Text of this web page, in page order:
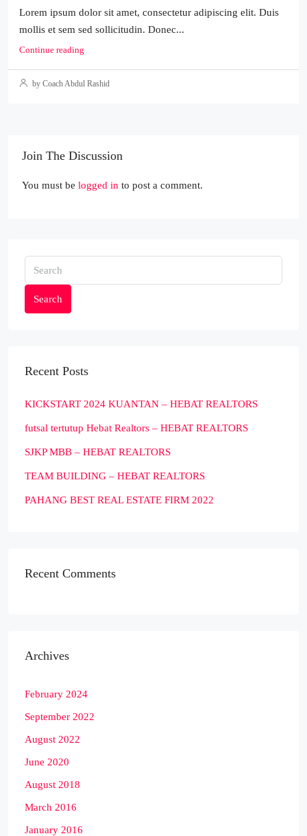
Lorem ipsum dolor sit amet, consectetur adipiscing elit. Duis
mollis et sem sed sollicitudin. Donec...
Continue reading
by Coach Abdul Rashid
Join The Discussion
You must be logged in to post a comment.
Search
Recent Posts
KICKSTART 2024 KUANTAN – HEBAT REALTORS
futsal tertutup Hebat Realtors – HEBAT REALTORS
SJKP MBB – HEBAT REALTORS
TEAM BUILDING – HEBAT REALTORS
PAHANG BEST REAL ESTATE FIRM 2022
Recent Comments
Archives
February 2024
September 2022
August 2022
June 2020
August 2018
March 2016
January 2016